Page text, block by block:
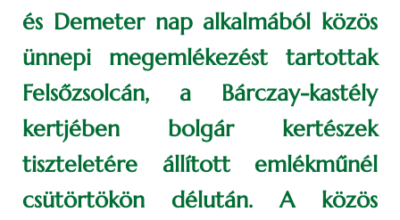
és Demeter nap alkalmából közös
ünnepi megemlékezést tartottak
Felsőzsolcán, a Bárczay-kastély
kertjében bolgár kertészek
tiszteletére állított emlékműnél
csütörtökön délután. A közös